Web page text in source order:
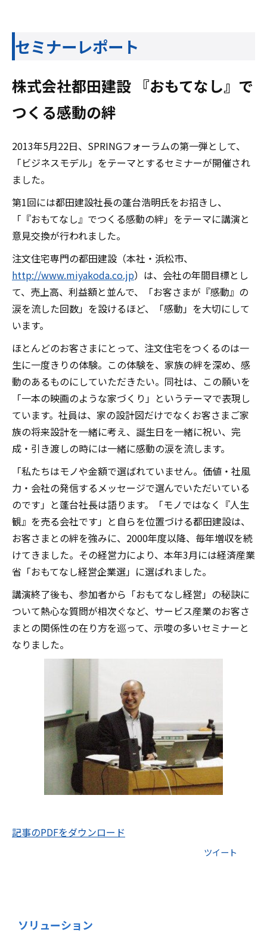
セミナーレポート
株式会社都田建設 『おもてなし』で
つくる感動の絆
2013年5月22日、SPRINGフォーラムの第一弾として、
「ビジネスモデル」をテーマとするセミナーが開催され
ました。
第1回には都田建設社長の蓬台浩明氏をお招きし、
「『おもてなし』でつくる感動の絆」をテーマに講演と
意見交換が行われました。
注文住宅専門の都田建設（本社・浜松市、
http://www.miyakoda.co.jp）は、会社の年間目標とし
て、売上高、利益額と並んで、「お客さまが『感動』の
涙を流した回数」を設けるほど、「感動」を大切にして
います。
ほとんどのお客さまにとって、注文住宅をつくるのは一
生に一度きりの体験。この体験を、家族の絆を深め、感
動のあるものにしていただきたい。同社は、この願いを
「一本の映画のような家づくり」というテーマで表現し
ています。社員は、家の設計図だけでなくお客さまご家
族の将来設計を一緒に考え、誕生日を一緒に祝い、完
成・引き渡しの時には一緒に感動の涙を流します。
「私たちはモノや金額で選ばれていません。価値・社風
力・会社の発信するメッセージで選んでいただいている
のです」と蓬台社長は語ります。「モノではなく『人生
観』を売る会社です」と自らを位置づける都田建設は、
お客さまとの絆を強みに、2000年度以降、毎年増収を続
けてきました。その経営力により、本年3月には経済産業
省「おもてなし経営企業選」に選ばれました。
講演終了後も、参加者から「おもてなし経営」の秘訣に
ついて熱心な質問が相次ぐなど、サービス産業のお客さ
まとの関係性の在り方を巡って、示唆の多いセミナーと
なりました。
記事のPDFをダウンロード
ツイート
ソリューション